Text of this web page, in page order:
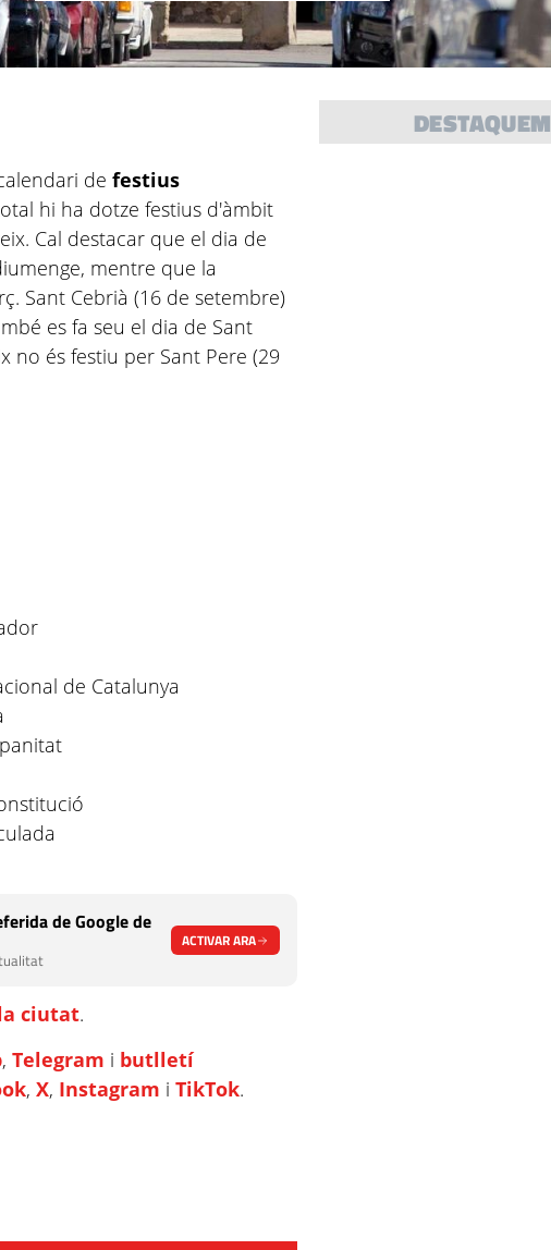
de festius
hi ha dotze festius d'àmbit
Cal destacar que el dia de
mentre que la
Sant Cebrià (16 de setembre)
es fa seu el dia de Sant
no és festiu per Sant Pere (29
de Catalunya
de Google de
ACTIVAR ARA
ciutat.
,Telegram i butlletí
,X, Instagram iTikTok.
DESTAQUEM